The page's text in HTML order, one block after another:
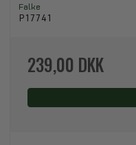
Falke
P17741
239,00 DKK